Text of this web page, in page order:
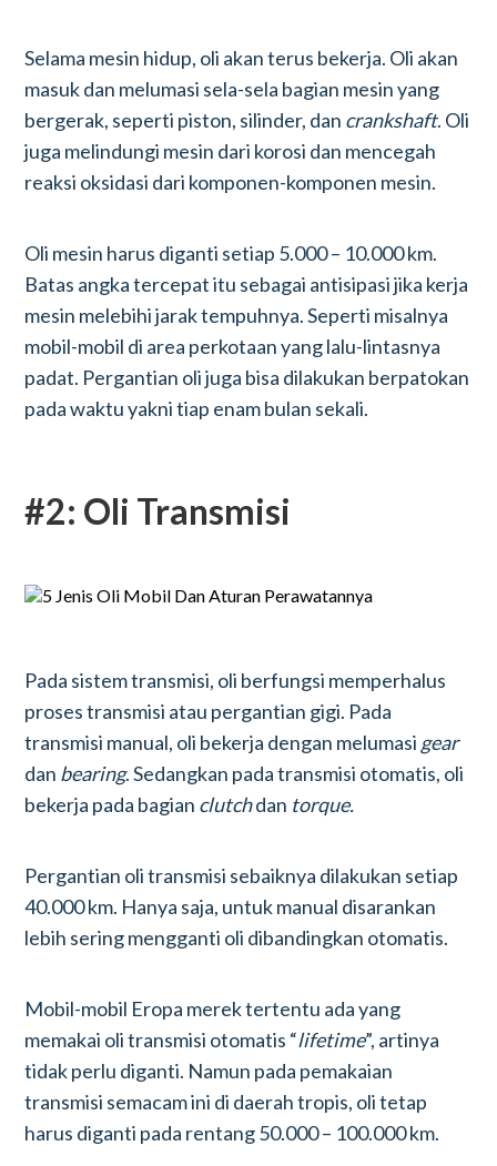
Selama mesin hidup, oli akan terus bekerja. Oli akan
masuk dan melumasi sela-sela bagian mesin yang
bergerak, seperti piston, silinder, dan crankshaft. Oli
juga melindungi mesin dari korosi dan mencegah
reaksi oksidasi dari komponen-komponen mesin.
Oli mesin harus diganti setiap 5.000 – 10.000 km.
Batas angka tercepat itu sebagai antisipasi jika kerja
mesin melebihi jarak tempuhnya. Seperti misalnya
mobil-mobil di area perkotaan yang lalu-lintasnya
padat. Pergantian oli juga bisa dilakukan berpatokan
pada waktu yakni tiap enam bulan sekali.
#2: Oli Transmisi
Pada sistem transmisi, oli berfungsi memperhalus
proses transmisi atau pergantian gigi. Pada
transmisi manual, oli bekerja dengan melumasi gear
dan bearing. Sedangkan pada transmisi otomatis, oli
bekerja pada bagian clutchdan torque.
Pergantian oli transmisi sebaiknya dilakukan setiap
40.000 km. Hanya saja, untuk manual disarankan
lebih sering mengganti oli dibandingkan otomatis.
Mobil-mobil Eropa merek tertentu ada yang
memakai oli transmisi otomatis “lifetime”, artinya
tidak perlu diganti. Namun pada pemakaian
transmisi semacam ini di daerah tropis, oli tetap
harus diganti pada rentang 50.000 – 100.000 km.